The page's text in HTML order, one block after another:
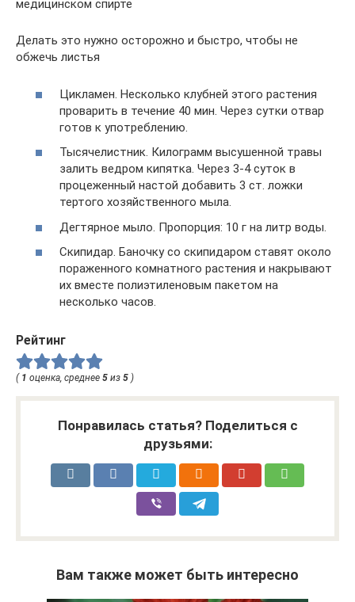
медицинском спирте
Делать это нужно осторожно и быстро, чтобы не
обжечь листья
Цикламен. Несколько клубней этого растения
проварить в течение 40 мин. Через сутки отвар
готов к употреблению.
Тысячелистник. Килограмм высушенной травы
залить ведром кипятка. Через 3-4 суток в
процеженный настой добавить 3 ст. ложки
тертого хозяйственного мыла.
Дегтярное мыло. Пропорция: 10 г на литр воды.
Скипидар. Баночку со скипидаром ставят около
пораженного комнатного растения и накрывают
их вместе полиэтиленовым пакетом на
несколько часов.
Рейтинг
( 1 оценка, среднее 5 из 5 )
Понравилась статья? Поделиться с
друзьями:
Вам также может быть интересно